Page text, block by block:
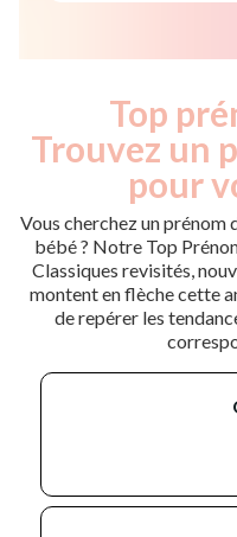
Top
Trouvez un
pour
Vous cherchez un prénom
bébé ? Notre Top
Classiques revisités,
montent en flèche cette
de repérer les